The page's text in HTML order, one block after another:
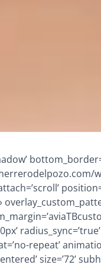
repeat’
size=’72’